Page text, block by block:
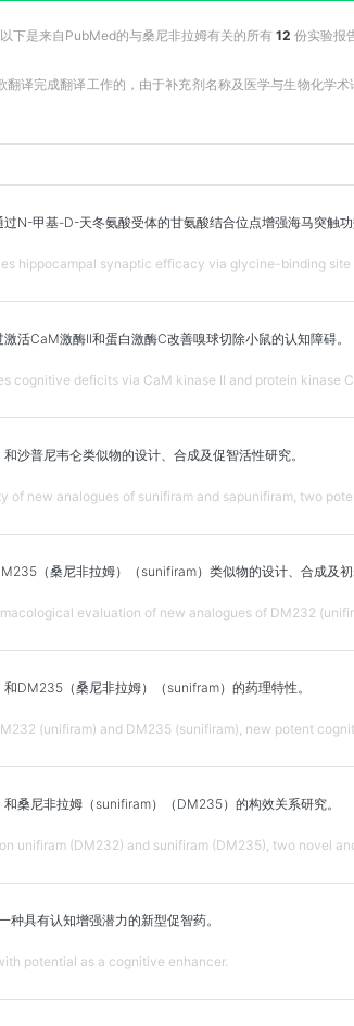
以下是来自PubMed的与桑尼非拉姆有关的所有 12 份实验报
译完成翻译工作的，由于补充剂名称及医学与生物化学
N-甲基-D-天冬氨酸受体的甘氨酸结合位点增强海马突触功
hippocampal synaptic efficacy via glycine-binding
活CaM激酶II和蛋白激酶C改善嗅球切除小鼠的认知障碍。
cognitive deficits via CaM kinase II and protein kinase
沙普尼韦仑类似物的设计、合成及促智活性研究。
of new analogues of sunifiram and sapunifiram, two
（桑尼非拉姆）（sunifiram）类似物的设计、合成及初
evaluation of new analogues of DM232
DM235（桑尼非拉姆）（sunifram）的药理特性。
(unifiram) and DM235 (sunifiram), new potent
桑尼非拉姆（sunifiram）（DM235）的构效关系研究。
unifiram (DM232) and sunifiram (DM235), two novel
具有认知增强潜力的新型促智药。
potential as a cognitive enhancer.